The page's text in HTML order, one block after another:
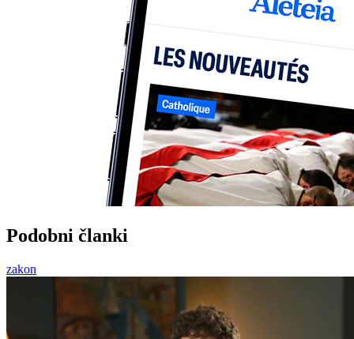
Podobni članki
zakon